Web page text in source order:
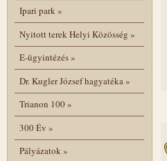
Ipari park»
Nyitott terek Helyi Közösség »
E-ügyintézés»
Dr. Kugler József hagyatéka»
Trianon 100»
300 Év »
Pályázatok»